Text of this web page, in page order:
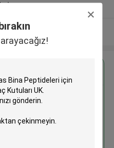
göster
Peptideleri için Shinny
10mL İlaç Kutuları